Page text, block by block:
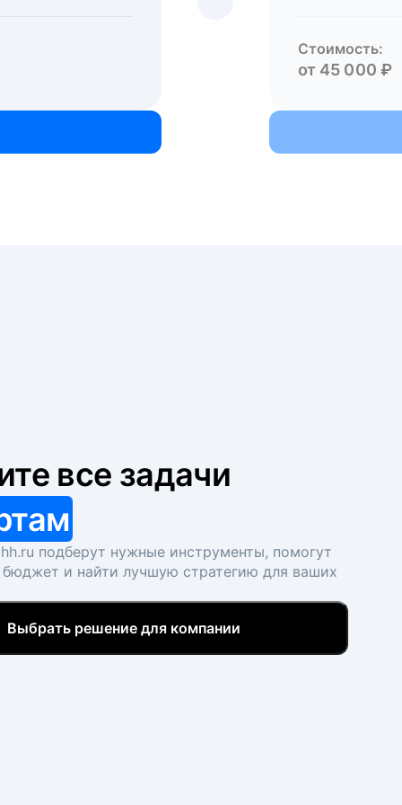
Стоимость:
от 45 000 ₽
все задачи
подберут нужные инструменты, помогут
бюджет и найти лучшую стратегию для ваших
Выбрать решение для компании